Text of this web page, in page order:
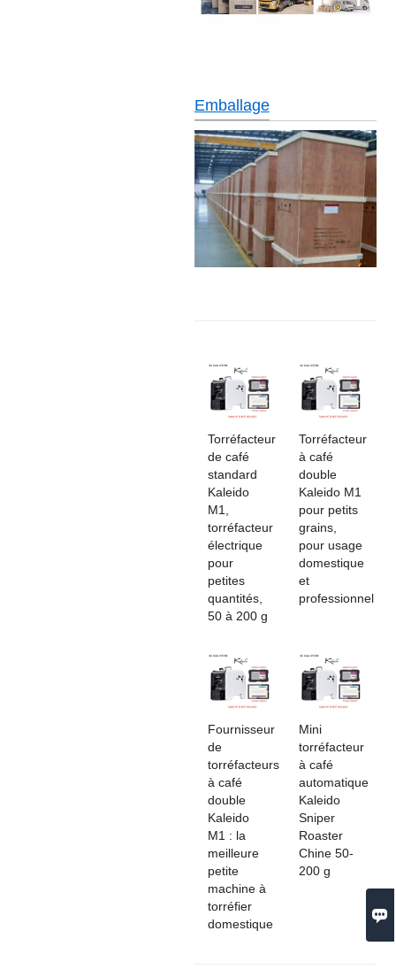

Emballage
Torréfacteur
de café
standard
Kaleido
M1,
torréfacteur
électrique
pour
petites
quantités,
50 à 200 g
Torréfacteur
à café
double
Kaleido M1
pour petits
grains,
pour usage
domestique
et
professionnel
Fournisseur
de
torréfacteurs
à café
double
Kaleido
M1 : la
meilleure
petite
machine à
torréfier
domestique
Mini
torréfacteur
à café
automatique
Kaleido
Sniper
Roaster
Chine 50-
200 g